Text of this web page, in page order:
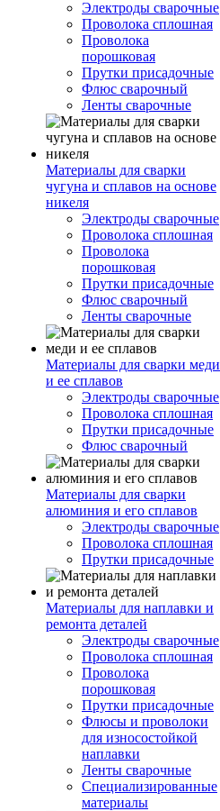
Электроды сварочные
Проволока сплошная
Проволока
порошковая
Прутки присадочные
Флюс сварочный
Ленты сварочные
Материалы для сварки
чугуна и сплавов на основе
никеля
Электроды сварочные
Проволока сплошная
Проволока
порошковая
Прутки присадочные
Флюс сварочный
Ленты сварочные
Материалы для сварки меди
и ее сплавов
Электроды сварочные
Проволока сплошная
Прутки присадочные
Флюс сварочный
Материалы для сварки
алюминия и его сплавов
Электроды сварочные
Проволока сплошная
Прутки присадочные
Материалы для наплавки и
ремонта деталей
Электроды сварочные
Проволока сплошная
Проволока
порошковая
Прутки присадочные
Флюсы и проволоки
для износостойкой
наплавки
Ленты сварочные
Специализированные
материалы